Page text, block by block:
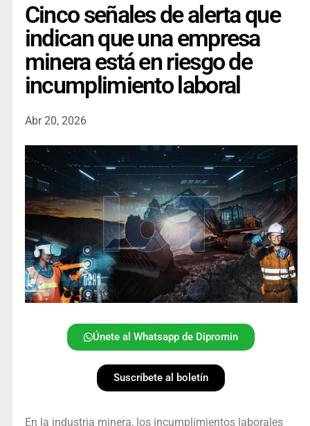
Cinco señales de alerta que
indican que una empresa
minera está en riesgo de
incumplimiento laboral
Abr 20, 2026
Únete al Whatsapp de Dipromin
Suscríbete al boletín
En la industria minera, los incumplimientos laborales